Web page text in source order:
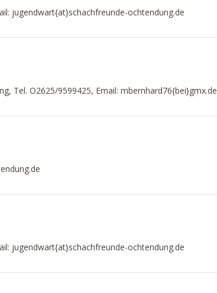
jugendwart{at}schachfreunde-ochtendung.de
Tel. O2625/9599425, Email: mbernhard76{bei}gmx.de
jugendwart{at}schachfreunde-ochtendung.de